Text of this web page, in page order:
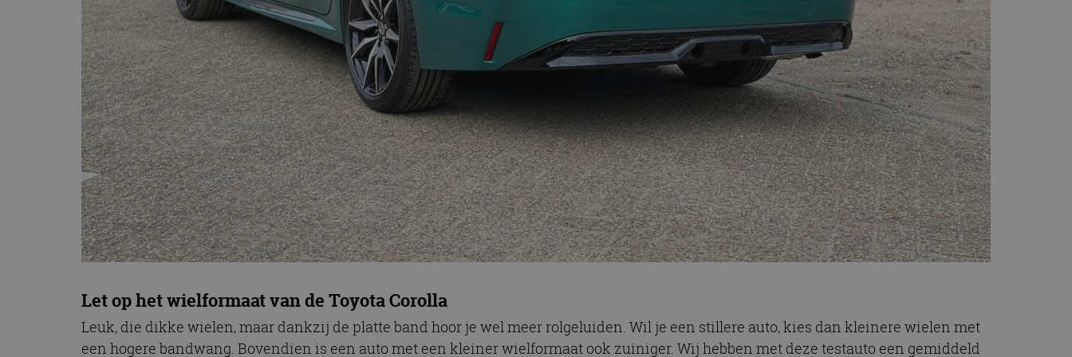
Let op het wielformaat van de Toyota Corolla
Leuk, die dikke wielen, maar dankzij de platte band hoor je wel meer rolgeluiden. Wil je een stillere auto, kies dan kleinere wielen met
een hogere bandwang. Bovendien is een auto met een kleiner wielformaat ook zuiniger. Wij hebben met deze testauto een gemiddeld